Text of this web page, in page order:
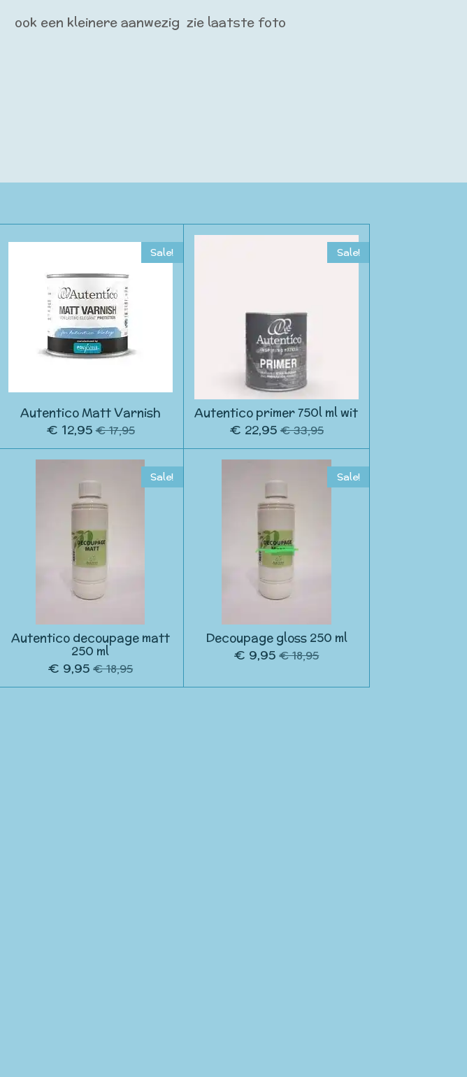
ook een kleinere aanwezig zie laatste foto
Sale!
Autentico Matt Varnish
€ 12,95 € 17,95
Sale!
Autentico primer 750l ml wit
€ 22,95 € 33,95
Sale!
Autentico decoupage matt
250 ml
€ 9,95 € 18,95
Sale!
Decoupage gloss 250 ml
€ 9,95 € 18,95